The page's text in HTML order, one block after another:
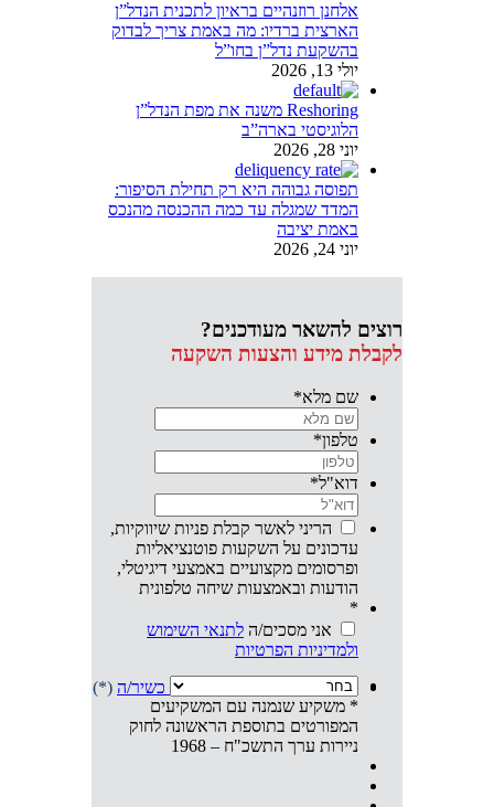
אלחנן רוזנהיים בראיון לתכנית הנדל”ן
הארצית ברדיו: מה באמת צריך לבדוק
בהשקעת נדל”ן בחו”ל
יולי 13, 2026
Reshoring משנה את מפת הנדל”ן
הלוגיסטי בארה”ב
יוני 28, 2026
תפוסה גבוהה היא רק תחילת הסיפור:
המדד שמגלה עד כמה ההכנסה מהנכס
באמת יציבה
יוני 24, 2026
רוצים להשאר מעודכנים?
לקבלת מידע והצעות השקעה
שם מלא*
טלפון*
דוא"ל*
הריני לאשר קבלת פניות שיווקיות,
עדכונים על השקעות פוטנציאליות
ופרסומים מקצועיים באמצעי דיגיטלי,
הודעות ובאמצעות שיחה טלפונית
*
אני מסכים/ה לתנאי השימוש
ולמדיניות הפרטיות
אני מצהיר/ה שהנני
משקיע/ה כשיר/ה (*)
* משקיע שנמנה עם המשקיעים
המפורטים בתוספת הראשונה לחוק
ניירות ערך התשכ"ח – 1968